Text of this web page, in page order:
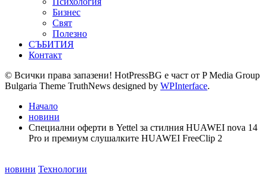
Бизнес
Свят
Полезно
СЪБИТИЯ
Контакт
© Всички права запазени! HotPressBG е част от P Media Group
Bulgaria Theme TruthNews designed by WPInterface.
Начало
новини
Специални оферти в Yettel за стилния HUAWEI nova 14
Pro и премиум слушалките HUAWEI FreeClip 2
Posted
новини Технологии